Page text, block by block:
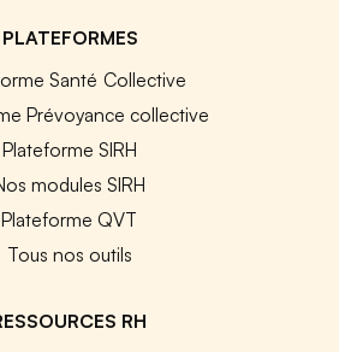
PLATEFORMES
Santé Collective
Prévoyance collective
Plateforme SIRH
modules SIRH
Plateforme QVT
Tous nos outils
RH